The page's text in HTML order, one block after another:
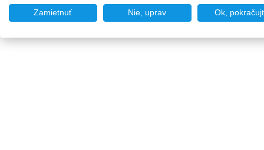
Zamietnuť Nie, uprav Ok,